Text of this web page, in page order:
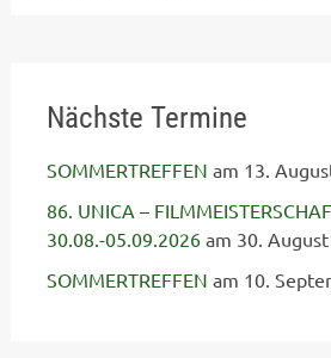
Nächste Termine
SOMMERTREFFEN am 13.
86. UNICA –
30.08.-05.09.2026am 30.
SOMMERTREFFEN am 10.